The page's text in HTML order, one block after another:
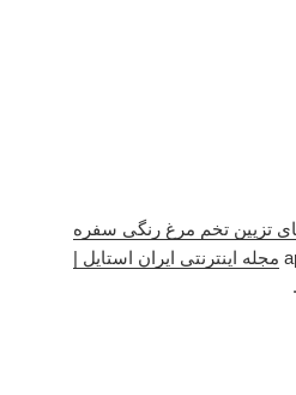
تزیین تخم‌ مرغ رنگی سفره
مجله اینترنتی ایران استایل |
.